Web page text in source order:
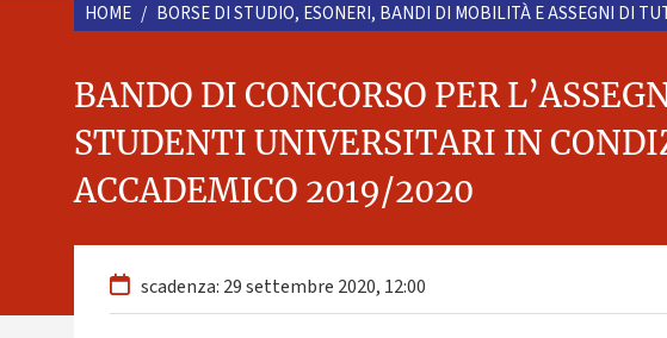
HOME / BORSE DI STUDIO, ESONERI, BANDI DI MOBILITÀ E ASSEGNI DI
BANDO DI CONCORSO PER
STUDENTI UNIVERSITARI IN
ACCADEMICO 2019/2020
scadenza: 29 settembre 2020, 12:00